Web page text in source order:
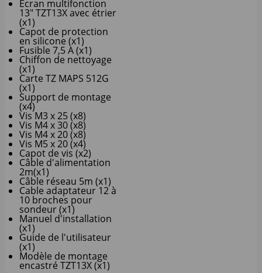
Écran multifonction
13" TZT13X avec étrier
(x1)
Capot de protection
en silicone (x1)
Fusible 7,5 A (x1)
Chiffon de nettoyage
(x1)
Carte TZ MAPS 512G
(x1)
Support de montage
(x4)
Vis M3 x 25 (x8)
Vis M4 x 30 (x8)
Vis M4 x 20 (x8)
Vis M5 x 20 (x4)
Capot de vis (x2)
Câble d'alimentation
2m(x1)
Câble réseau 5m (x1)
Cable adaptateur 12 à
10 broches pour
sondeur (x1)
Manuel d'installation
(x1)
Guide de l'utilisateur
(x1)
Modèle de montage
encastré TZT13X (x1)